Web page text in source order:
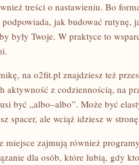
treści o nastawieniu. Bo
jak budować rutynę,
były Twoje. W praktyce to
na o2fit.pl znajdziesz też
aktywność z codziennością, na
być „albo–albo”. Może być
spacer, ale wciąż idziesz w
miejsce zajmują również
dla osób, które lubią, gdy